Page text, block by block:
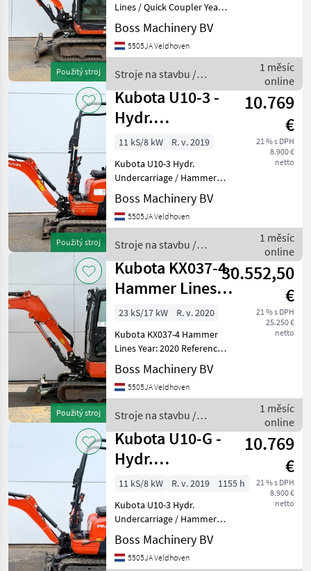
Použitý stroj
Lines / Quick Coupler Year:
2019 Reference number:
BM006881 Hours: 2.580
Type KX027-4 Location
Certificate: CE Availab
Boss Machinery BV
5505JA Veldhoven
Stroje na stavbu /
Kubota
1 měsíc
online
Použitý stroj
Kubota U10-3 -
Hydr.
Undercarriage /
Hammer Lines
10.769
€
21 % s DPH
8.900 €
netto
11 kS/8 kW
R. v. 2019
Kubota U10-3 Hydr.
Undercarriage / Hammer
Lines Year: 2019 Reference
number: BM006877 Hours:
1.173 Type U10-3 Location
Certificate: CE Avail
Boss Machinery BV
5505JA Veldhoven
Stroje na stavbu /
Kubota
1 měsíc
online
Použitý stroj
Kubota KX037-4 -
Hammer Lines /
Quick Coupler
30.552,50
€
21 % s DPH
25.250 €
netto
23 kS/17 kW
R. v. 2020
Kubota KX037-4 Hammer
Lines Year: 2020 Reference
number: BM006886 Hours:
2.002 Type KX037 Location
Veldhoven, Netherlands
Boss Machine
Boss Machinery BV
5505JA Veldhoven
Stroje na stavbu /
Kubota
1 měsíc
online
Kubota U10-G -
Hydr.
Undercarriage /
Hammer Lines
10.769
€
21 % s DPH
8.900 €
netto
11 kS/8 kW R. v. 2019
1155 h
Kubota U10-3 Hydr.
Undercarriage / Hammer
Lines Year: 2019 Reference
number: BM007558 Hours:
1.155 Type U10-3 Location
Boss Machinery BV
5505JA Veldhoven